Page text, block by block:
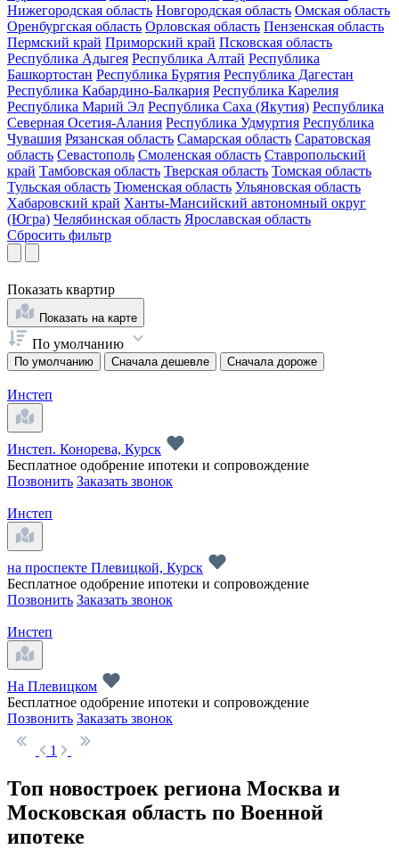
Нижегородская область Новгородская область Омская область
Оренбургская область Орловская область Пензенская область
Пермский край Приморский край Псковская область
Республика Адыгея Республика Алтай Республика
Башкортостан Республика Бурятия Республика Дагестан
Республика Кабардино-Балкария Республика Карелия
Республика Марий Эл Республика Саха (Якутия) Республика
Северная Осетия-Алания Республика Удмуртия Республика
Чувашия Рязанская область Самарская область Саратовская
область Севастополь Смоленская область Ставропольский
край Тамбовская область Тверская область Томская область
Тульская область Тюменская область Ульяновская область
Хабаровский край Ханты-Мансийский автономный округ
(Югра) Челябинская область Ярославская область
Сбросить фильтр
Показать квартир
Показать на карте
По умолчанию
По умолчанию Сначала дешевле Сначала дороже
Инстеп
Инстеп. Конорева, Курск
Бесплатное одобрение ипотеки и сопровождение
Позвонить Заказать звонок
Инстеп
на проспекте Плевицкой, Курск
Бесплатное одобрение ипотеки и сопровождение
Позвонить Заказать звонок
Инстеп
На Плевицком
Бесплатное одобрение ипотеки и сопровождение
Позвонить Заказать звонок
1
Топ новостроек региона Москва и
Московская область по Военной
ипотеке